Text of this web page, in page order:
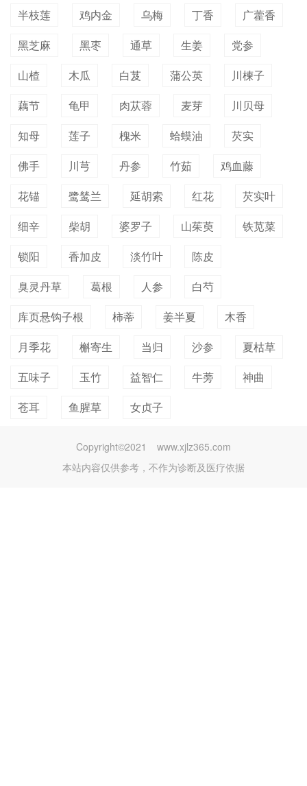
半枝莲 鸡内金 乌梅 丁香
广藿香
黑芝麻
黑枣 通草 生姜
党参
山楂
木瓜 白芨 蒲公英
川楝子
藕节
龟甲 肉苁蓉 麦芽
川贝母
知母
莲子 槐米 蛤蟆油
芡实
佛手
川芎 丹参 竹茹
鸡血藤
花锚
鹭鸶兰 延胡索 红花
芡实叶
细辛
柴胡 婆罗子 山茱萸
铁苋菜
锁阳
香加皮 淡竹叶
陈皮
臭灵丹草
葛根 人参
白芍
库页悬钩子根
柿蒂 姜半夏
木香
月季花
槲寄生 当归 沙参
夏枯草
五味子
玉竹 益智仁 牛蒡
神曲
苍耳
鱼腥草 女贞子
Copyright©2021
www.xjlz365.com
本站内容仅供参考，不作为诊断及医疗依据